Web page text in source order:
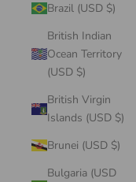
Brazil (USD $)
British Indian
Ocean Territory
(USD $)
British Virgin
Islands (USD $)
Brunei (USD $)
Bulgaria (USD